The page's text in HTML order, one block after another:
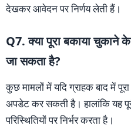
देखकर आवेदन पर निर्णय लेती हैं।
Q7. क्या पूरा बकाया चुकाने
जा सकता है?
कुछ मामलों में यदि ग्राहक बाद में
अपडेट कर सकती है। हालांकि यह
परिस्थितियों पर निर्भर करता है।